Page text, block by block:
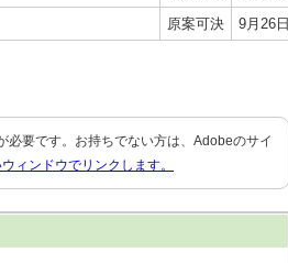
原案可決 9月26日
要です。お持ちでない方は、Adobeのサイ
ィンドウでリンクします。